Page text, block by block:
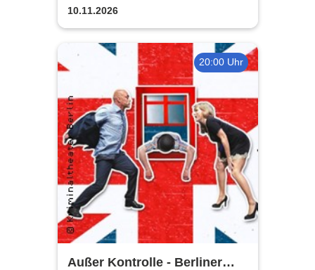
10.11.2026
20:00 Uhr
Außer Kontrolle - Berliner